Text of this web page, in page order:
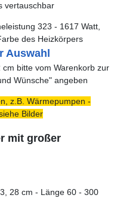
vertauschbar
323 - 1617 Watt,
des Heizkörpers
Auswahl
bitte vom Warenkorb zur
Wünsche" angeben
z.B. Wärmepumpen -
Bilder
mit großer
28 cm - Länge 60 - 300